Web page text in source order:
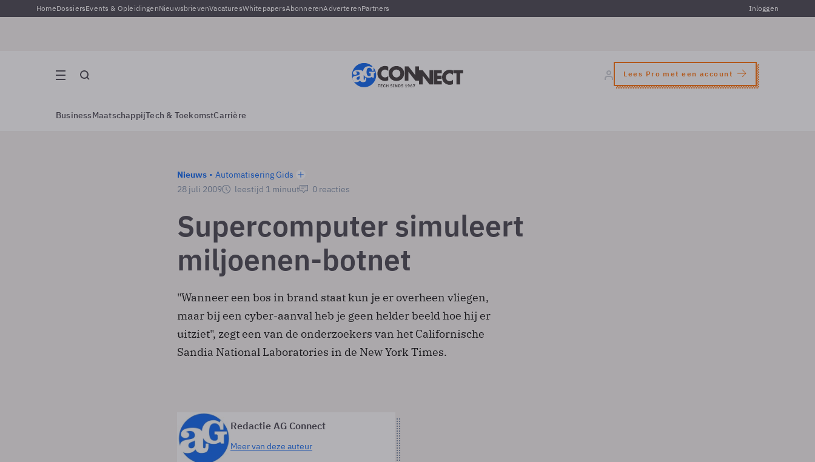
HomeDossiersEvents & OpleidingenNieuwsbrievenVacaturesWhitepapersAbonnerenAdverterenPartners Inloggen
Lees Pro met een account
BusinessMaatschappijTech & ToekomstCarrière
Nieuws
Automatisering Gids
28 juli 2009
leestijd 1 minuut 0 reacties
Supercomputer simuleert
miljoenen-botnet
"Wanneer een bos in brand staat kun je er overheen vliegen,
maar bij een cyber-aanval heb je geen helder beeld hoe hij er
uitziet", zegt een van de onderzoekers van het Californische
Sandia National Laboratories in de New York Times.
Redactie AG Connect
Meer van deze auteur